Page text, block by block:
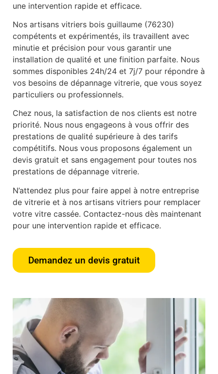
une intervention rapide et efficace.
Nos artisans vitriers bois guillaume (76230)
compétents et expérimentés, ils travaillent avec
minutie et précision pour vous garantir une
installation de qualité et une finition parfaite. Nous
sommes disponibles 24h/24 et 7j/7 pour répondre à
vos besoins de dépannage vitrerie, que vous soyez
particuliers ou professionnels.
Chez nous, la satisfaction de nos clients est notre
priorité. Nous nous engageons à vous offrir des
prestations de qualité supérieure à des tarifs
compétitifs. Nous vous proposons également un
devis gratuit et sans engagement pour toutes nos
prestations de dépannage vitrerie.
N’attendez plus pour faire appel à notre entreprise
de vitrerie et à nos artisans vitriers pour remplacer
votre vitre cassée. Contactez-nous dès maintenant
pour une intervention rapide et efficace.
Demandez un devis gratuit